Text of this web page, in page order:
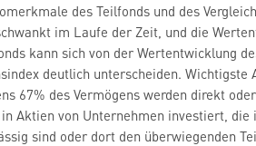
des Teilfonds und des
im Laufe der Zeit, und die
kann sich von der Wertentwicklung
deutlich unterscheiden. Wichtigste
67% des Vermögens werden direkt
Aktien von Unternehmen investiert, die
sind oder dort den überwiegenden